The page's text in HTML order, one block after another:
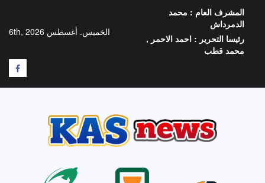
المحتوى
الخميس. أغسطس 6th, 2026
المشرف العام : محمد
الدمرداش
رئيسا التحرير : احمد الاحمر ,
محمد قطب
F